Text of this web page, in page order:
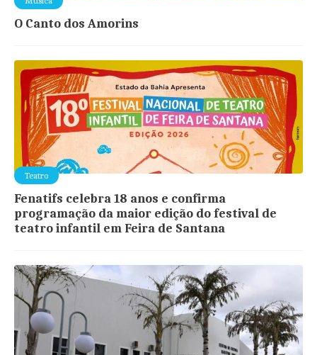
O Canto dos Amorins
Teatro
Fenatifs celebra 18 anos e confirma
programação da maior edição do festival de
teatro infantil em Feira de Santana